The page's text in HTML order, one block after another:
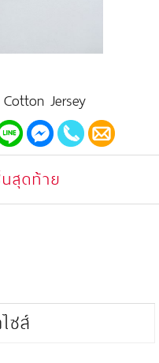
Jersey
สุดท้าย
ซส์